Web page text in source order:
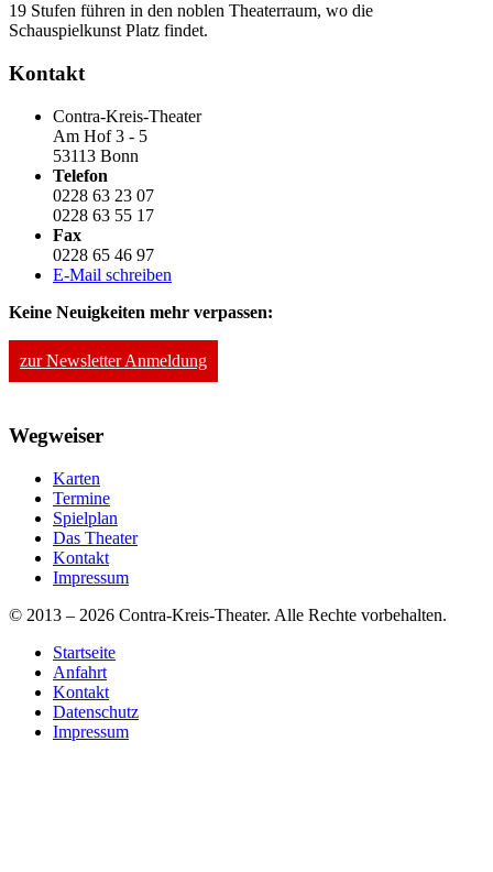
19 Stufen führen in den noblen Theaterraum, wo die
Schauspielkunst Platz findet.
Kontakt
Contra-Kreis-Theater
Am Hof 3 - 5
53113 Bonn
Telefon
0228 63 23 07
0228 63 55 17
Fax
0228 65 46 97
E-Mail schreiben
Keine Neuigkeiten mehr verpassen:
zur Newsletter Anmeldung
Wegweiser
Karten
Termine
Spielplan
Das Theater
Kontakt
Impressum
© 2013 – 2026 Contra-Kreis-Theater. Alle Rechte vorbehalten.
Startseite
Anfahrt
Kontakt
Datenschutz
Impressum